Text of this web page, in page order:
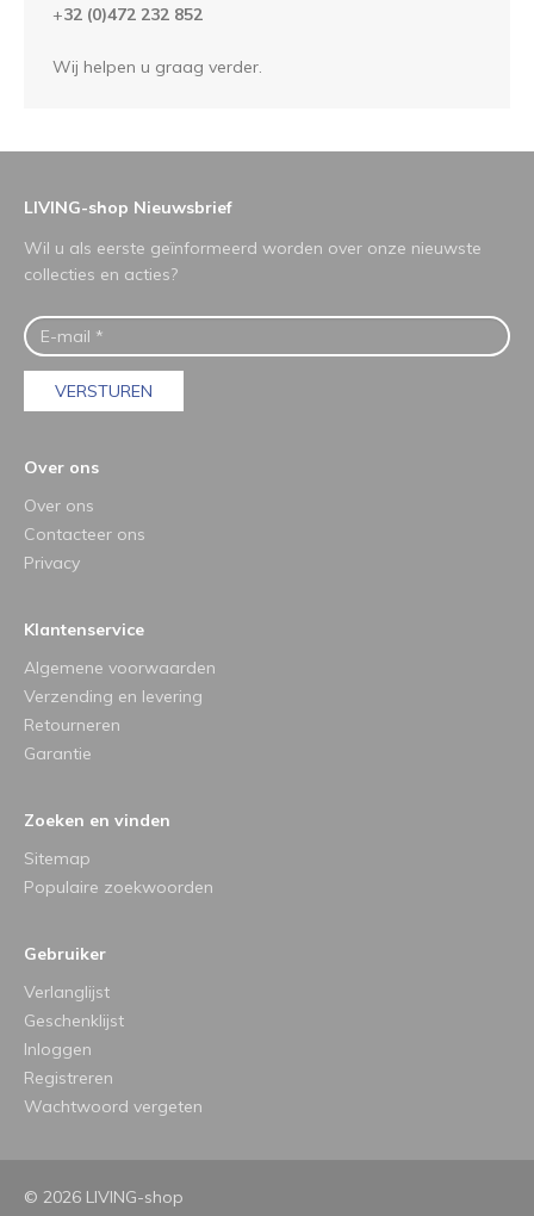
+32 (0)472 232 852
Wij helpen u graag verder.
LIVING-shop Nieuwsbrief
Wil u als eerste geïnformeerd worden over onze nieuwste
collecties en acties?
VERSTUREN
Over ons
Over ons
Contacteer ons
Privacy
Klantenservice
Algemene voorwaarden
Verzending en levering
Retourneren
Garantie
Zoeken en vinden
Sitemap
Populaire zoekwoorden
Gebruiker
Verlanglijst
Geschenklijst
Inloggen
Registreren
Wachtwoord vergeten
© 2026 LIVING-shop